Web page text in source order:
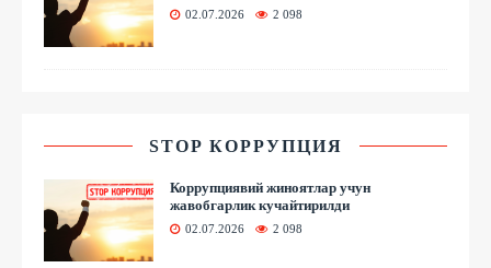
02.07.2026 2 098
STOP КОРРУПЦИЯ
Коррупциявий жиноятлар учун
жавобгарлик кучайтирилди
02.07.2026 2 098